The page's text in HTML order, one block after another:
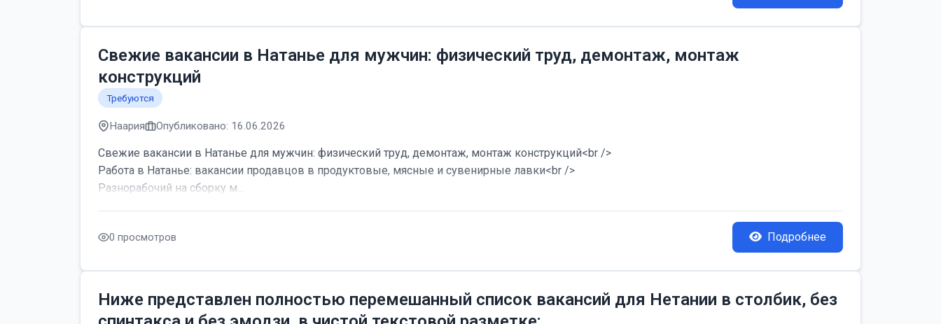
Свежие вакансии в Натанье для мужчин: физический труд, демонтаж, монтаж
конструкций
Требуются
Наария Опубликовано: 16.06.2026
Свежие вакансии в Натанье для мужчин: физический труд, демонтаж, монтаж конструкций<br />
Работа в Натанье: вакансии продавцов в продуктовые, мясные и сувенирные лавки<br />
Разнорабочий на сборку м...
0 просмотров Подробнее
Ниже представлен полностью перемешанный список вакансий для Нетании в столбик, без